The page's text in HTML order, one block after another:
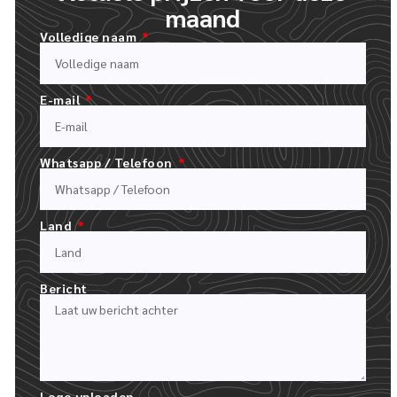
UPLOAD JE LOGO EN BESCHRIJF JE BESTELLING
maand
Volledige naam
E-mail
Whatsapp / Telefoon
Land
Bericht